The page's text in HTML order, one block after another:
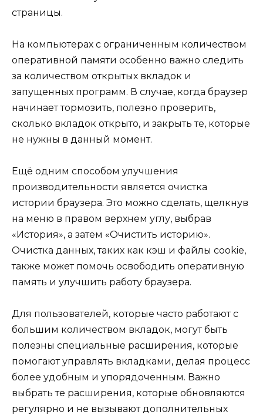
страницы.
На компьютерах с ограниченным количеством
оперативной памяти особенно важно следить
за количеством открытых вкладок и
запущенных программ. В случае, когда браузер
начинает тормозить, полезно проверить,
сколько вкладок открыто, и закрыть те, которые
не нужны в данный момент.
Ещё одним способом улучшения
производительности является очистка
истории браузера. Это можно сделать, щелкнув
на меню в правом верхнем углу, выбрав
«История», а затем «Очистить историю».
Очистка данных, таких как кэш и файлы cookie,
также может помочь освободить оперативную
память и улучшить работу браузера.
Для пользователей, которые часто работают с
большим количеством вкладок, могут быть
полезны специальные расширения, которые
помогают управлять вкладками, делая процесс
более удобным и упорядоченным. Важно
выбрать те расширения, которые обновляются
регулярно и не вызывают дополнительных